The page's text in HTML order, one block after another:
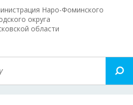
Наро-Фоминского
округа
области